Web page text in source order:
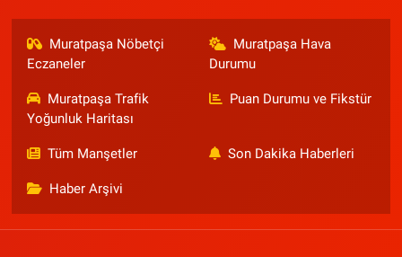
Muratpaşa Nöbetçi
Eczaneler
Muratpaşa Hava
Durumu
Muratpaşa Trafik
Yoğunluk Haritası
Puan Durumu ve Fikstür
Tüm Manşetler Son Dakika Haberleri
Haber Arşivi